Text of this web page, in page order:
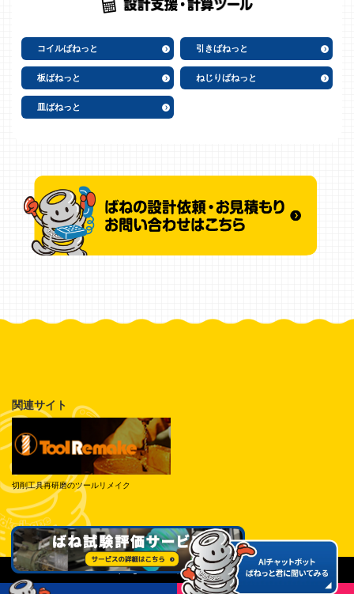
コイルばねっと 引きばねっと
板ばねっと ねじりばねっと
皿ばねっと
関連サイト
切削工具再研磨のツールリメイク
© Tokai Spring Industries, Inc. All Rights Reserved.